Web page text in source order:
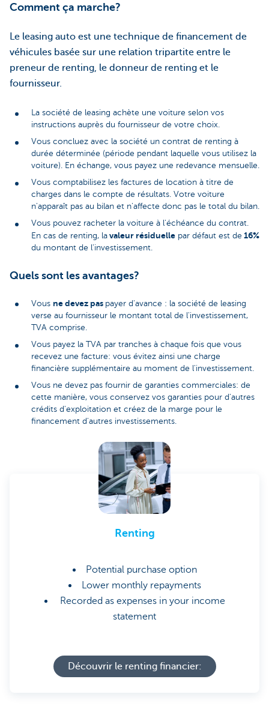
Comment ça marche?
Le leasing auto est une technique de financement de
véhicules basée sur une relation tripartite entre le
preneur de renting, le donneur de renting et le
fournisseur.
La société de leasing achète une voiture selon vos
instructions auprès du fournisseur de votre choix.
Vous concluez avec la société un contrat de renting à
durée déterminée (période pendant laquelle vous utilisez la
voiture). En échange, vous payez une redevance mensuelle.
Vous comptabilisez les factures de location à titre de
charges dans le compte de résultats. Votre voiture
n'apparaît pas au bilan et n'affecte donc pas le total du bilan.
Vous pouvez racheter la voiture à l'échéance du contrat.
En cas de renting, la valeur résiduelle par défaut est de 16%
du montant de l'investissement.
Quels sont les avantages?
Vous ne devez pas payer d'avance : la société de leasing
verse au fournisseur le montant total de l'investissement,
TVA comprise.
Vous payez la TVA par tranches à chaque fois que vous
recevez une facture: vous évitez ainsi une charge
financière supplémentaire au moment de l'investissement.
Vous ne devez pas fournir de garanties commerciales: de
cette manière, vous conservez vos garanties pour d'autres
crédits d'exploitation et créez de la marge pour le
financement d'autres investissements.
Renting
Potential purchase option
Lower monthly repayments
Recorded as expenses in your income
statement
Découvrir le renting financier: